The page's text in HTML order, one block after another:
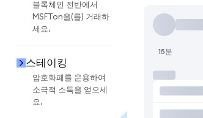
블록체인 전반에서
MSFTon을(를) 거래하
세요.
스테이킹
암호화폐를 운용하여
소극적 소득을 얻으세
요.
15분